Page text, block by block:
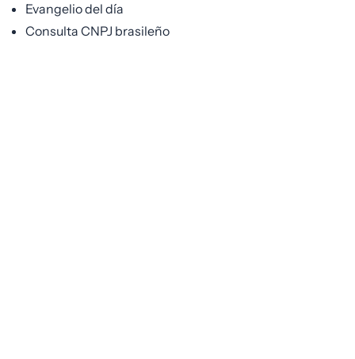
Evangelio del día
Consulta CNPJ brasileño